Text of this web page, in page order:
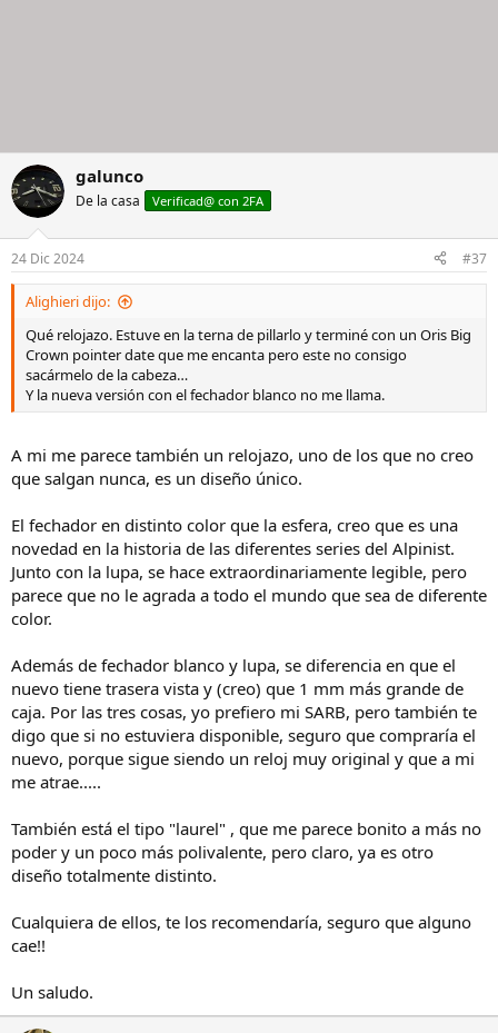
galunco
De la casa Verificad@ con 2FA
24 Dic 2024 #37
Alighieri dijo:
Qué relojazo. Estuve en la terna de pillarlo y terminé con un Oris Big
Crown pointer date que me encanta pero este no consigo
sacármelo de la cabeza…
Y la nueva versión con el fechador blanco no me llama.
A mi me parece también un relojazo, uno de los que no creo
que salgan nunca, es un diseño único.
El fechador en distinto color que la esfera, creo que es una
novedad en la historia de las diferentes series del Alpinist.
Junto con la lupa, se hace extraordinariamente legible, pero
parece que no le agrada a todo el mundo que sea de diferente
color.
Además de fechador blanco y lupa, se diferencia en que el
nuevo tiene trasera vista y (creo) que 1 mm más grande de
caja. Por las tres cosas, yo prefiero mi SARB, pero también te
digo que si no estuviera disponible, seguro que compraría el
nuevo, porque sigue siendo un reloj muy original y que a mi
me atrae.....
También está el tipo "laurel" , que me parece bonito a más no
poder y un poco más polivalente, pero claro, ya es otro
diseño totalmente distinto.
Cualquiera de ellos, te los recomendaría, seguro que alguno
cae!!
Un saludo.